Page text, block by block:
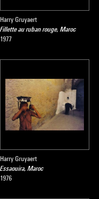
Harry Gruyaert
Fillette au ruban rouge, Maroc
1977
Harry Gruyaert
Essaouira, Maroc
1976